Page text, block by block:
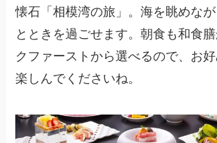
懐石「相模湾の旅」。海を眺めな
とときを過ごせます。朝食も和食
クファーストから選べるので、お
楽しんでくださいね。